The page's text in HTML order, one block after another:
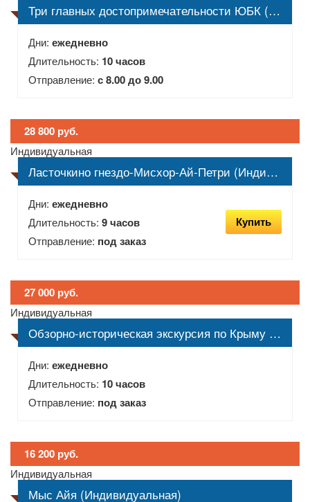
Три главных достопримечательности ЮБК (Индивидуальная)
Дни: ежедневно
Длительность: 10 часов
Отправление: с 8.00 до 9.00
28 800 руб.
Индивидуальная
Ласточкино гнездо-Мисхор-Ай-Петри (Индивидуальная)
Дни: ежедневно
Длительность: 9 часов
Отправление: под заказ
Купить
27 000 руб.
Индивидуальная
Обзорно-историческая экскурсия по Крыму (Индивидуальная)
Дни: ежедневно
Длительность: 10 часов
Отправление: под заказ
16 200 руб.
Индивидуальная
Мыс Айя (Индивидуальная)